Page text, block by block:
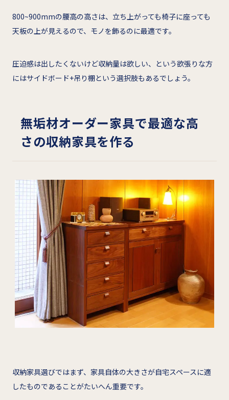
800~900mmの腰高の高さは、立ち上がっても椅子に座っても
天板の上が見えるので、モノを飾るのに最適です。
圧迫感は出したくないけど収納量は欲しい、という欲張りな方
にはサイドボード+吊り棚という選択肢もあるでしょう。
無垢材オーダー家具で最適な高
さの収納家具を作る
収納家具選びではまず、家具自体の大きさが自宅スペースに適
したものであることがたいへん重要です。